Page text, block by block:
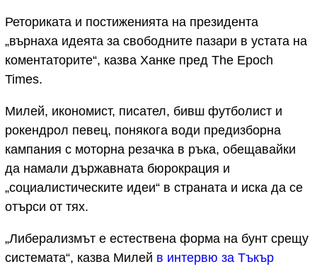
Реториката и постиженията на президента
„върнаха идеята за свободните пазари в устата на
коментаторите“, казва Ханке пред The Epoch
Times.
Милей, икономист, писател, бивш футболист и
рокендрол певец, понякога води предизборна
кампания с моторна резачка в ръка, обещавайки
да намали държавната бюрокрация и
„социалистическите идеи“ в страната и иска да се
отърси от тях.
„Либерализмът е естествена форма на бунт срещу
системата“, казва Милей в интервю за Тъкър